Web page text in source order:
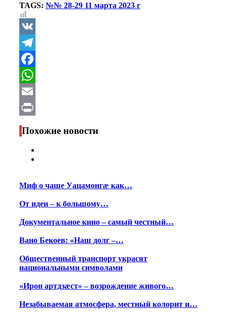
TAGS: №№ 28-29 11 марта 2023 г
VK
Telegram
Facebook
WhatsApp
Email
Print
Похожие новости
Миф о чаше Уацамонгæ как…
От идеи – к большому…
Документальное кино – самый честный…
Вано Бекоев: «Наш долг –…
Общественный транспорт украсят
национальными символами
«Ирон артдзæст» – возрождение живого…
Незабываемая атмосфера, местный колорит и…